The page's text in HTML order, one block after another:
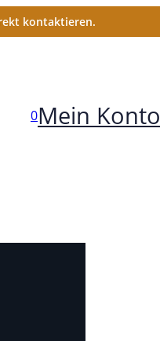
kontaktieren.
0Mein Konto